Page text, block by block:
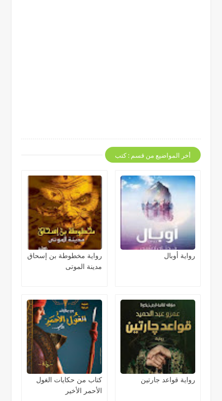
أخر المواضيع من قسم : كتب
رواية أوبال
رواية مخطوطة بن إسحاق
مدينة الموتى
رواية قواعد جارتين
كتاب من حكايات الغول
الأحمر الأخير